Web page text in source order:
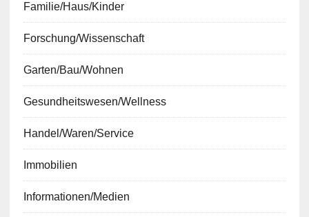
Familie/Haus/Kinder
Forschung/Wissenschaft
Garten/Bau/Wohnen
Gesundheitswesen/Wellness
Handel/Waren/Service
Immobilien
Informationen/Medien